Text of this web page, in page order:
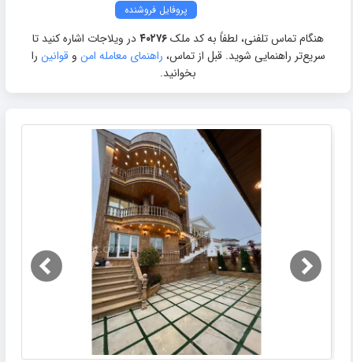
پروفایل فروشنده
هنگام تماس تلفنی، لطفاً به کد ملک۴۰۲۷۶در ویلاجات اشاره کنید تا
سریع‌تر راهنمایی شوید. قبل از تماس، راهنمای معامله امن و قوانین را
بخوانید.